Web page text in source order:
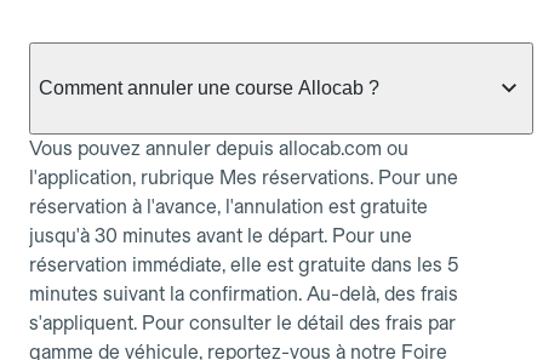
Comment annuler une course Allocab ?
Vous pouvez annuler depuis allocab.com ou
l'application, rubrique Mes réservations. Pour une
réservation à l'avance, l'annulation est gratuite
jusqu'à 30 minutes avant le départ. Pour une
réservation immédiate, elle est gratuite dans les 5
minutes suivant la confirmation. Au-delà, des frais
s'appliquent. Pour consulter le détail des frais par
gamme de véhicule, reportez-vous à notre Foire